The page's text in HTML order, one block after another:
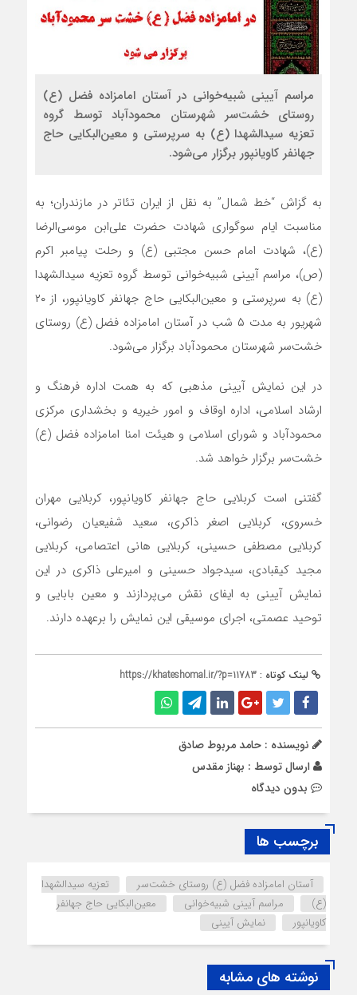
مراسم آیینی شبیه‌خوانی در آستان امامزاده فضل (ع)
روستای خشت‌سر شهرستان محمودآباد توسط گروه
تعزیه سیدالشهدا (ع) به سرپرستی و معین‌البکایی حاج
جهانفر کاویانپور برگزار می‌شود.
به گزاش “خط شمال” به نقل از ایران تئاتر در مازندران؛ به
مناسبت ایام سوگواری شهادت حضرت علی‌ابن موسی‌الرضا
(ع)، شهادت امام حسن مجتبی (ع) و رحلت پیامبر اکرم
(ص)، مراسم آیینی شبیه‌خوانی توسط گروه تعزیه سیدالشهدا
(ع) به سرپرستی و معین‌البکایی حاج جهانفر کاویانپور، از ۲۰
شهریور به مدت ۵ شب در آستان امامزاده فضل (ع) روستای
خشت‌سر شهرستان محمودآباد برگزار می‌شود.
در این نمایش آیینی مذهبی که به همت اداره فرهنگ و
ارشاد اسلامی، اداره اوقاف و امور خیریه و بخشداری مرکزی
محمودآباد و شورای اسلامی و هیئت امنا امامزاده فضل (ع)
خشت‌سر برگزار خواهد شد.
گفتنی است کربلایی حاج جهانفر کاویانپور، کربلایی مهران
خسروی، کربلایی اصغر ذاکری، سعید شفیعیان رضوانی،
کربلایی مصطفی حسینی، کربلایی هانی اعتصامی، کربلایی
مجید کیقبادی، سیدجواد حسینی و امیرعلی ذاکری در این
نمایش آیینی به ایفای نقش می‌پردازند و معین بابایی و
توحید عصمتی، اجرای موسیقی این نمایش را برعهده دارند.
لینک کوتاه : https://khateshomal.ir/?p=11783
نویسنده : حامد مربوط صادق
ارسال توسط : بهناز مقدس
بدون دیدگاه
برچسب ها
آستان امامزاده فضل (ع) روستای خشت‌سر
تعزیه سیدالشهدا
(ع)
مراسم آیینی شبیه‌خوانی
معین‌البکایی حاج جهانفر
کاویانپور
نمایش آیینی
نوشته های مشابه